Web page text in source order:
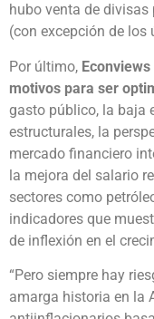
hubo venta de
(con excepción de los
Por último,
motivos para ser
gasto público, la baja
estructurales, la
mercado financiero
la mejora del salario
sectores como
indicadores que
de inflexión en el
“Pero siempre hay
amarga historia en la